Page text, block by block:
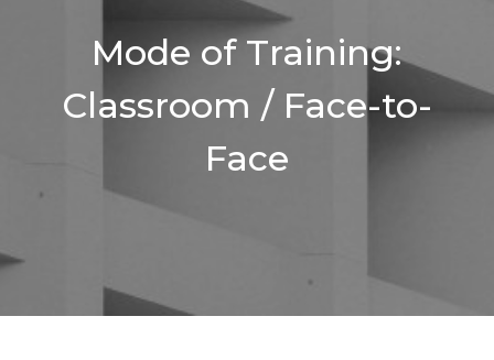
Mode of Training:
Classroom / Face-to-
Face